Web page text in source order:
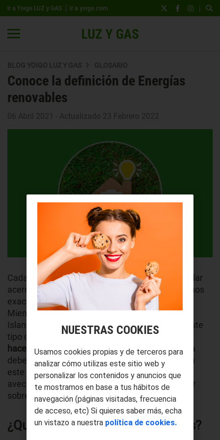
Ir a Yoigo LUZ y GAS Ir a yoigo.com |
BLOG YOIGO LUZ Y GAS GLOSARIO
Conoce la definición de Energías
renovables
06 Abril 2021 - Actualizado 23 Febrero 2022
Cada vez es más habitual que escuchemos hablar
acerca de lasenergías renovables,¿pero sabemos
exactamentequé son las energías renovables
Mientras que ya hay países en el mundo, como
Islandia, que funcionan consumiendo al 100% este
tipo de energías,España se ha comprometido a
hacerlo llegado el año 2050. Eso sí, para 2030 ya
deberemos ofrecer unos resultados potentes en
este sentido, así que ante el cambio que se
avecina… ¡os contamos todo lo que debéis saber
sobre ellas!
¿Qué son las energías renovables?
NUESTRAS COOKIES
Usamos cookies propias y de terceros para
analizar cómo utilizas este sitio web y
personalizar los contenidos y anuncios que
te mostramos en base a tus hábitos de
navegación (páginas visitadas, frecuencia
de acceso, etc) Si quieres saber más, echa
un vistazo a nuestra política de cookies.